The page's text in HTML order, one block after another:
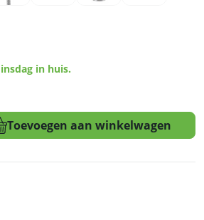
in huis.
Toevoegen aan winkelwagen